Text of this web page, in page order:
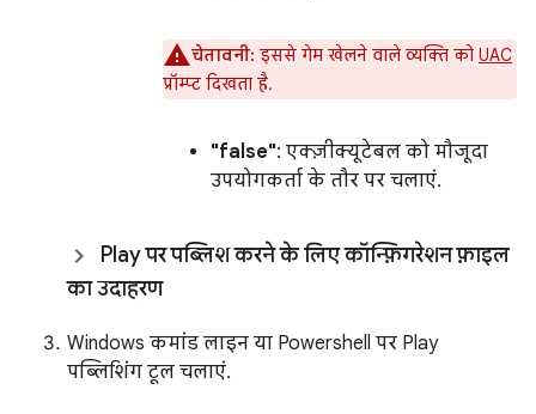
चेतावनी: इससे गेम खेलने वाले व्यक्ति को UAC
प्रॉम्प्ट दिखता है.
"false": एक्ज़ीक्यूटेबल को मौजूदा
उपयोगकर्ता के तौर पर चलाएं.
Play पर पब्लिश करने के लिए कॉन्फ़िगरेशन फ़ाइल
का उदाहरण
Windows कमांड लाइन या Powershell पर Play
पब्लिशिंग टूल चलाएं.